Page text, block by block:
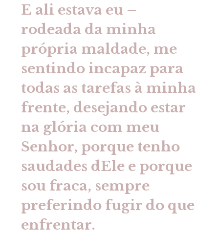
E ali estava eu –
rodeada da minha
própria maldade, me
sentindo incapaz para
todas as tarefas à minha
frente, desejando estar
na glória com meu
Senhor, porque tenho
saudades dEle e porque
sou fraca, sempre
preferindo fugir do que
enfrentar.